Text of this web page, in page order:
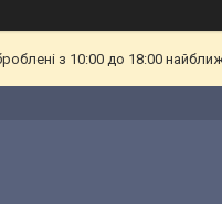
з 10:00 до 18:00